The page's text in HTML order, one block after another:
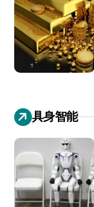
具身智能